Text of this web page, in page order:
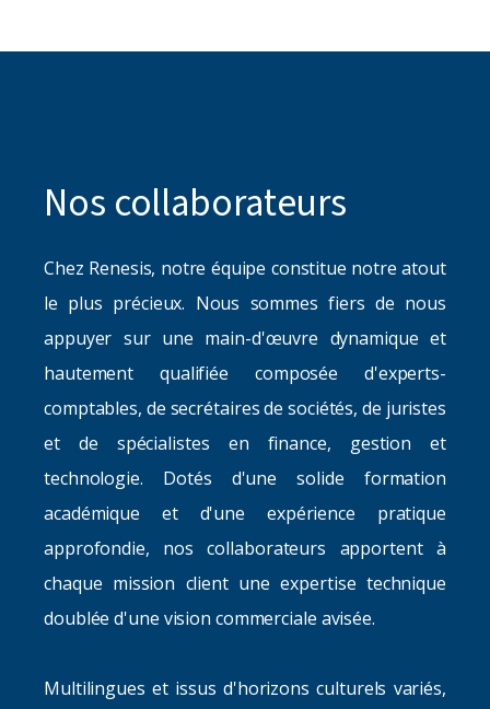
Nos collaborateurs
Chez Renesis, notre équipe constitue notre atout
le plus précieux. Nous sommes fiers de nous
appuyer sur une main-d'œuvre dynamique et
hautement qualifiée composée d'experts-
comptables, de secrétaires de sociétés, de juristes
et de spécialistes en finance, gestion et
technologie. Dotés d'une solide formation
académique et d'une expérience pratique
approfondie, nos collaborateurs apportent à
chaque mission client une expertise technique
doublée d'une vision commerciale avisée.
Multilingues et issus d'horizons culturels variés,